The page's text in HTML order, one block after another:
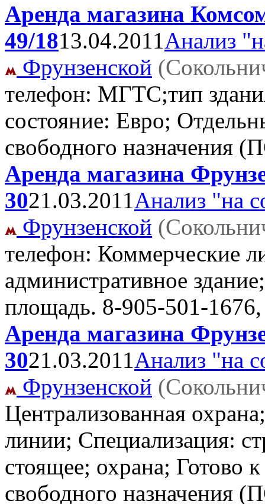
Аренда магазина
49/1813.04.2011Анализ
Фрунзенской
телефон: МГТС;тип
состояние: Евро;
свободного назначения
Аренда магазина
3021.03.2011Анализ "на
Фрунзенской
телефон: Коммерческие
административное
площадь. 8-905-501-
Аренда магазина
3021.03.2011Анализ "на
Фрунзенской
Централизованная
линии; Специализация:
стоящее; охрана; Готово
свободного назначения